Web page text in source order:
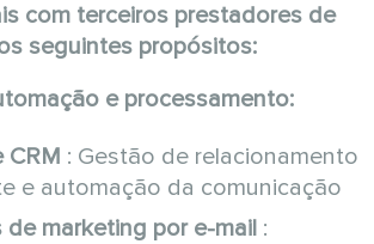
com terceiros prestadores de
seguintes propósitos:
e processamento:
CRM : Gestão de relacionamento
e automação da comunicação
de marketing por e-mail :